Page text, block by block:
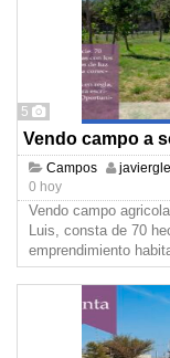
5
Vendo campo a
Campos
0 hoy
Vendo campo
Luis, consta de 70
emprendimiento